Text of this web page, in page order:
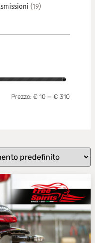
(19)
Prezzo:€ 10 —€ 310